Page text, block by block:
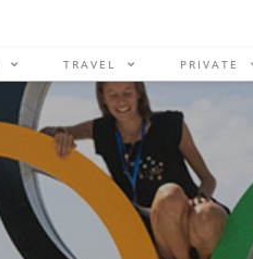
TRAVEL PRIVATE